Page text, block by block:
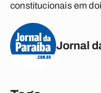
constitucionais em
Jornal